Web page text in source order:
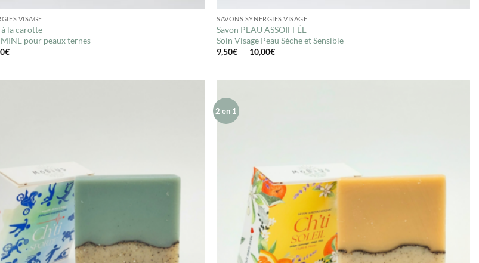
VISAGE
à la carotte
pour peaux ternes
€Plage
SAVONS SYNERGIES VISAGE
Savon PEAU ASSOIFFÉE
Soin Visage Peau Sèche et Sensible
9,50€ – 10,00€Plage
2 en 1